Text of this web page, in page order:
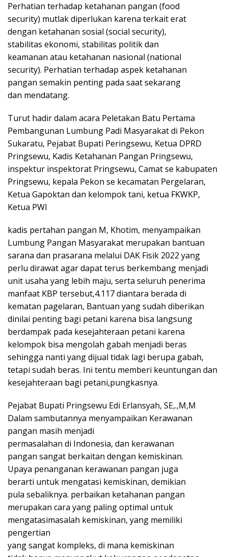
Perhatian terhadap ketahanan pangan (food
security) mutlak diperlukan karena terkait erat
dengan ketahanan sosial (social security),
stabilitas ekonomi, stabilitas politik dan
keamanan atau ketahanan nasional (national
security). Perhatian terhadap aspek ketahanan
pangan semakin penting pada saat sekarang
dan mendatang.
Turut hadir dalam acara Peletakan Batu Pertama
Pembangunan Lumbung Padi Masyarakat di Pekon
Sukaratu, Pejabat Bupati Peringsewu, Ketua DPRD
Pringsewu, Kadis Ketahanan Pangan Pringsewu,
inspektur inspektorat Pringsewu, Camat se kabupaten
Pringsewu, kepala Pekon se kecamatan Pergelaran,
Ketua Gapoktan dan kelompok tani, ketua FKWKP,
Ketua PWI
kadis pertahan pangan M, Khotim, menyampaikan
Lumbung Pangan Masyarakat merupakan bantuan
sarana dan prasarana melalui DAK Fisik 2022 yang
perlu dirawat agar dapat terus berkembang menjadi
unit usaha yang lebih maju, serta seluruh penerima
manfaat KBP tersebut,4.117 diantara berada di
kematan pagelaran, Bantuan yang sudah diberikan
dinilai penting bagi petani karena bisa langsung
berdampak pada kesejahteraan petani karena
kelompok bisa mengolah gabah menjadi beras
sehingga nanti yang dijual tidak lagi berupa gabah,
tetapi sudah beras. Ini tentu memberi keuntungan dan
kesejahteraan bagi petani,pungkasnya.
Pejabat Bupati Pringsewu Edi Erlansyah, SE,.,M,M
Dalam sambutannya menyampaikan Kerawanan
pangan masih menjadi
permasalahan di Indonesia, dan kerawanan
pangan sangat berkaitan dengan kemiskinan.
Upaya penanganan kerawanan pangan juga
berarti untuk mengatasi kemiskinan, demikian
pula sebaliknya. perbaikan ketahanan pangan
merupakan cara yang paling optimal untuk
mengatasimasalah kemiskinan, yang memiliki
pengertian
yang sangat kompleks, di mana kemiskinan